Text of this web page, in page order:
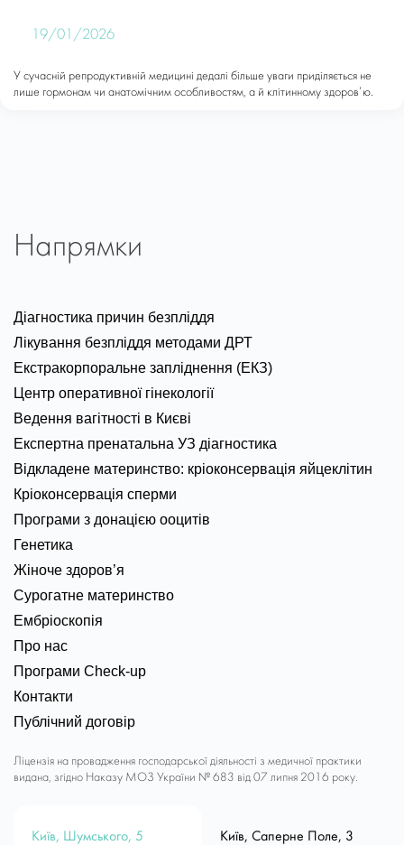
19/01/2026
У сучасній репродуктивній медицині дедалі більше уваги приділяється не
лише гормонам чи анатомічним особливостям, а й клітинному здоров’ю.
Напрямки
Діагностика причин безпліддя
Лікування безпліддя методами ДРТ
Екстракорпоральне запліднення (ЕКЗ)
Центр оперативної гінекології
Ведення вагітності в Києві
Експертна пренатальна УЗ діагностика
Відкладене материнство: кріоконсервація яйцеклітин
Кріоконсервація сперми
Програми з донацією ооцитів
Генетика
Жіноче здоров’я
Сурогатне материнство
Ембріоскопія
Про нас
Програми Check-up
Контакти
Публічний договір
Ліцензія на провадження господарської діяльності з медичної практики
видана, згідно Наказу МОЗ України № 683 від 07 липня 2016 року.
Київ, Шумського, 5 Київ, Саперне Поле, 3